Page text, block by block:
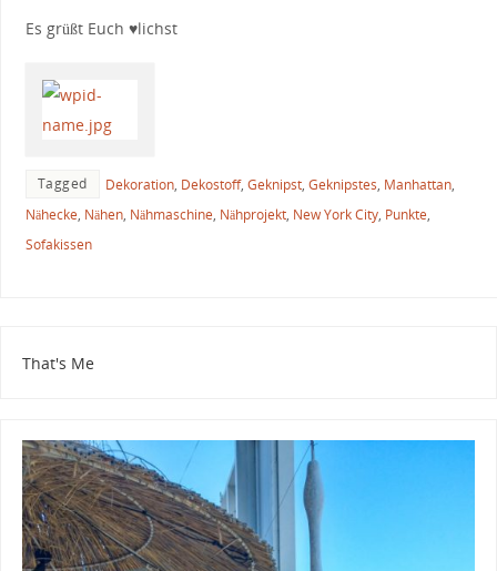
Es grüßt Euch ♥lichst
Tagged Dekoration, Dekostoff, Geknipst, Geknipstes, Manhattan,
Nähecke, Nähen, Nähmaschine, Nähprojekt, New York City, Punkte,
Sofakissen
That's Me